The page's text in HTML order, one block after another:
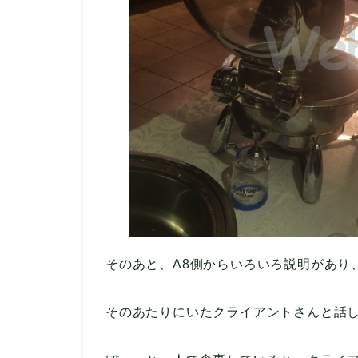
そのあと、A8側からいろいろ説明があり
そのあたりにいたクライアントさんと話